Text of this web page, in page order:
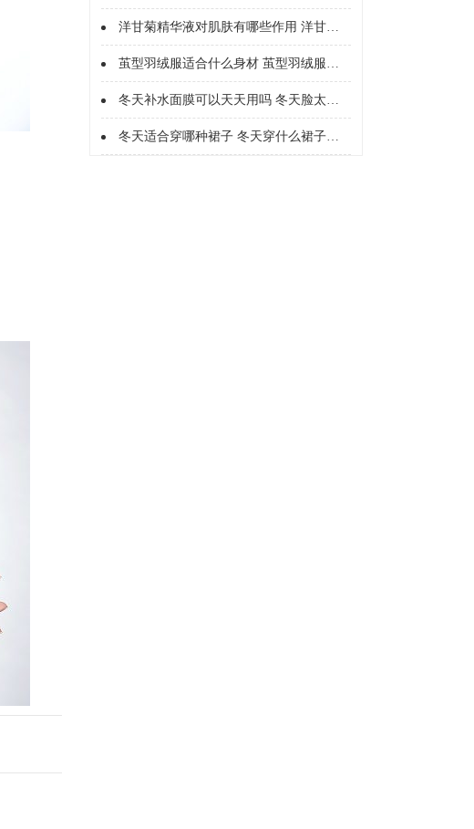
洋甘菊精华液对肌肤有哪些作用 洋甘菊精华液的护肤作用有哪些
茧型羽绒服适合什么身材 茧型羽绒服配什么裤子
冬天补水面膜可以天天用吗 冬天脸太干可以每天敷面膜吗
冬天适合穿哪种裙子 冬天穿什么裙子合适